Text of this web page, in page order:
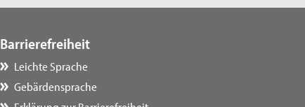
Barrierefreiheit
Leichte Sprache
Gebärdensprache